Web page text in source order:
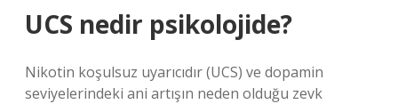
UCS nedir psikolojide?
Nikotin koşulsuz uyarıcıdır (UCS) ve dopamin
seviyelerindeki ani artışın neden olduğu zevk